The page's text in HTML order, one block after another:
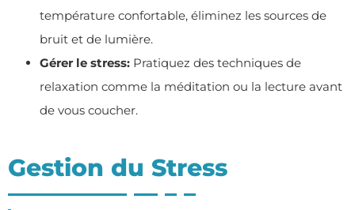
température confortable, éliminez les sources de
bruit et de lumière.
Gérer le stress: Pratiquez des techniques de
relaxation comme la méditation ou la lecture avant
de vous coucher.
Gestion du Stress